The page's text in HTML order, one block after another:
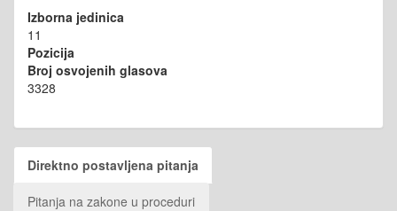
Izborna jedinica
11
Pozicija
Broj osvojenih glasova
3328
Direktno postavljena pitanja
Pitanja na zakone u proceduri